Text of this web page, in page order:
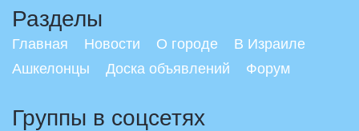
Разделы
Главная Новости О городе
В Израиле
Ашкелонцы
Доска объявлений Форум
Группы в соцсетях